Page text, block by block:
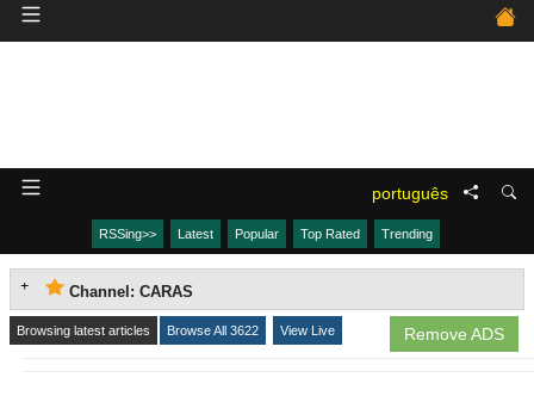
português
RSSing>> Latest Popular Top Rated Trending
Channel: CARAS
Remove ADS
Browsing latest articles Browse All 3622 View Live